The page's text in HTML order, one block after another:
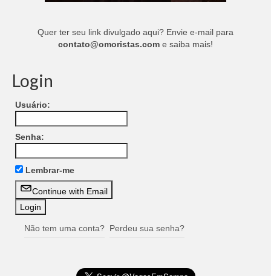
Quer ter seu link divulgado aqui? Envie e-mail para
contato@omoristas.com e saiba mais!
Login
Usuário:
Senha:
Lembrar-me
Continue with Email
Não tem uma conta? Perdeu sua senha?